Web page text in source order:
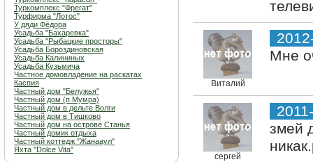
Туркомплекс "Фрегат"
Турфирма "Лотос"
У дяди Фёдора
Усадьба "Бахаревка"
Усадьба "Рыбацкие просторы"
Усадьба Бороздиновская
Усадьба Калининых
Усадьба Кузьмича
Частное домовладение на раскатах
Каспия
Частный дом "Белужья"
Частный дом (п.Мумра)
Частный дом в дельте Волги
Частный дом в Тишково
Частный дом на острове Станья
Частный домик отдыха
Частный коттедж "Жанааул"
Яхта "Dolce Vita"
Виталий
Мне
сергей
змей